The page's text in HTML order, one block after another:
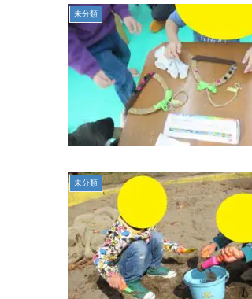
未分類
未分類